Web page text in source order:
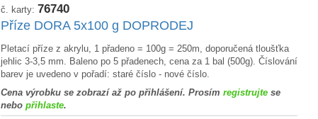
č. karty: 76740
Příze DORA 5x100 g DOPRODEJ
Pletací příze z akrylu, 1 přadeno = 100g = 250m, doporučená tloušťka
jehlic 3-3,5 mm. Baleno po 5 přadenech, cena za 1 bal (500g). Číslování
barev je uvedeno v pořadí: staré číslo - nové číslo.
Cena výrobku se zobrazí až po přihlášení. Prosím registrujtese
nebo přihlaste.